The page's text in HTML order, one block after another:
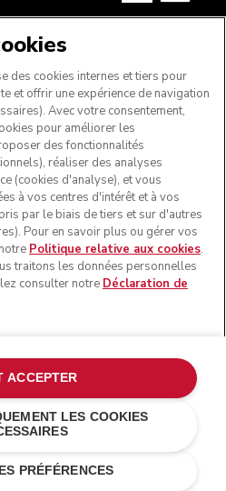
NOUS
réservés. KitchenAid et la
sont des marques
États-Unis et ailleurs.
de cookies
Autres pays
des litiges en ligne
des cookies internes et tiers pour
et offrir une expérience de navigation
Avec votre consentement,
pour améliorer les
des fonctionnalités
réaliser des analyses
(cookies d'analyse), et vous
à vos centres d'intérêt et à vos
par le biais de tiers et sur d'autres
Pour en savoir plus ou gérer vos
Politique relative aux cookies.
traitons les données personnelles
consulter notre Déclaration de
PRÉFÉRENCES
LES COOKIES
ACCEPTER